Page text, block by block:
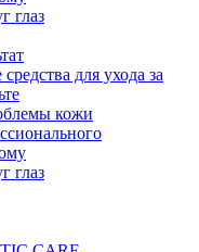
глаз
для ухода за
кожи
глаз